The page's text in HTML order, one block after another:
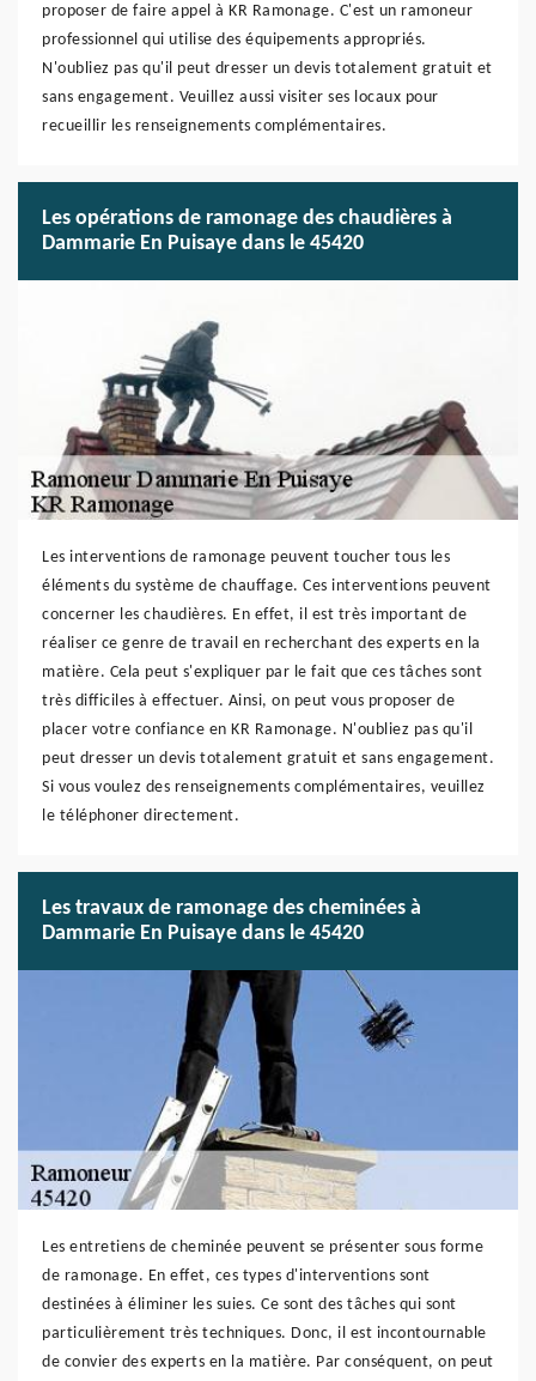
proposer de faire appel à KR Ramonage. C'est un ramoneur
professionnel qui utilise des équipements appropriés.
N'oubliez pas qu'il peut dresser un devis totalement gratuit et
sans engagement. Veuillez aussi visiter ses locaux pour
recueillir les renseignements complémentaires.
Les opérations de ramonage des chaudières à
Dammarie En Puisaye dans le 45420
Les interventions de ramonage peuvent toucher tous les
éléments du système de chauffage. Ces interventions peuvent
concerner les chaudières. En effet, il est très important de
réaliser ce genre de travail en recherchant des experts en la
matière. Cela peut s'expliquer par le fait que ces tâches sont
très difficiles à effectuer. Ainsi, on peut vous proposer de
placer votre confiance en KR Ramonage. N'oubliez pas qu'il
peut dresser un devis totalement gratuit et sans engagement.
Si vous voulez des renseignements complémentaires, veuillez
le téléphoner directement.
Les travaux de ramonage des cheminées à
Dammarie En Puisaye dans le 45420
Les entretiens de cheminée peuvent se présenter sous forme
de ramonage. En effet, ces types d'interventions sont
destinées à éliminer les suies. Ce sont des tâches qui sont
particulièrement très techniques. Donc, il est incontournable
de convier des experts en la matière. Par conséquent, on peut